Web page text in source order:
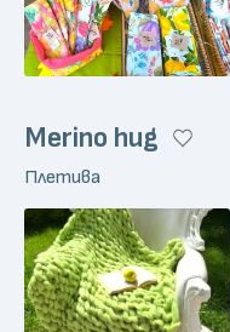
Merino hug
Плетива